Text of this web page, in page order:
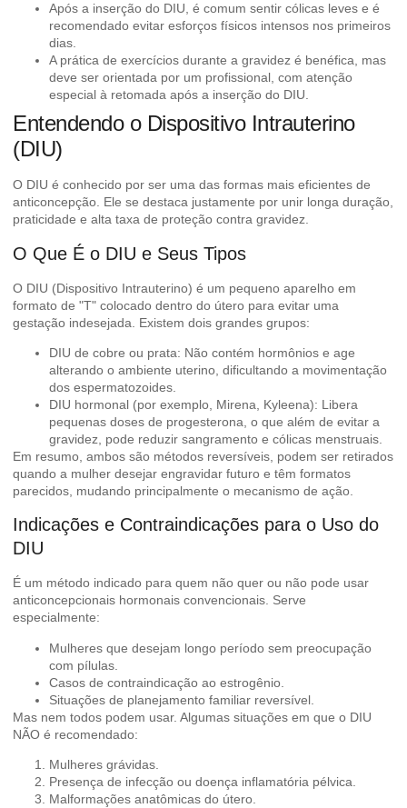
Após a inserção do DIU, é comum sentir cólicas leves e é
recomendado evitar esforços físicos intensos nos primeiros
dias.
A prática de exercícios durante a gravidez é benéfica, mas
deve ser orientada por um profissional, com atenção
especial à retomada após a inserção do DIU.
Entendendo o Dispositivo Intrauterino
(DIU)
O DIU é conhecido por ser uma das formas mais eficientes de
anticoncepção. Ele se destaca justamente por unir longa duração,
praticidade e alta taxa de proteção contra gravidez.
O Que É o DIU e Seus Tipos
O DIU (Dispositivo Intrauterino) é um pequeno aparelho em
formato de "T" colocado dentro do útero para evitar uma
gestação indesejada. Existem dois grandes grupos:
DIU de cobre ou prata: Não contém hormônios e age
alterando o ambiente uterino, dificultando a movimentação
dos espermatozoides.
DIU hormonal (por exemplo, Mirena, Kyleena): Libera
pequenas doses de progesterona, o que além de evitar a
gravidez, pode reduzir sangramento e cólicas menstruais.
Em resumo, ambos são métodos reversíveis, podem ser retirados
quando a mulher desejar engravidar futuro e têm formatos
parecidos, mudando principalmente o mecanismo de ação.
Indicações e Contraindicações para o Uso do
DIU
É um método indicado para quem não quer ou não pode usar
anticoncepcionais hormonais convencionais. Serve
especialmente:
Mulheres que desejam longo período sem preocupação
com pílulas.
Casos de contraindicação ao estrogênio.
Situações de planejamento familiar reversível.
Mas nem todos podem usar. Algumas situações em que o DIU
NÃO é recomendado:
Mulheres grávidas.
Presença de infecção ou doença inflamatória pélvica.
Malformações anatômicas do útero.